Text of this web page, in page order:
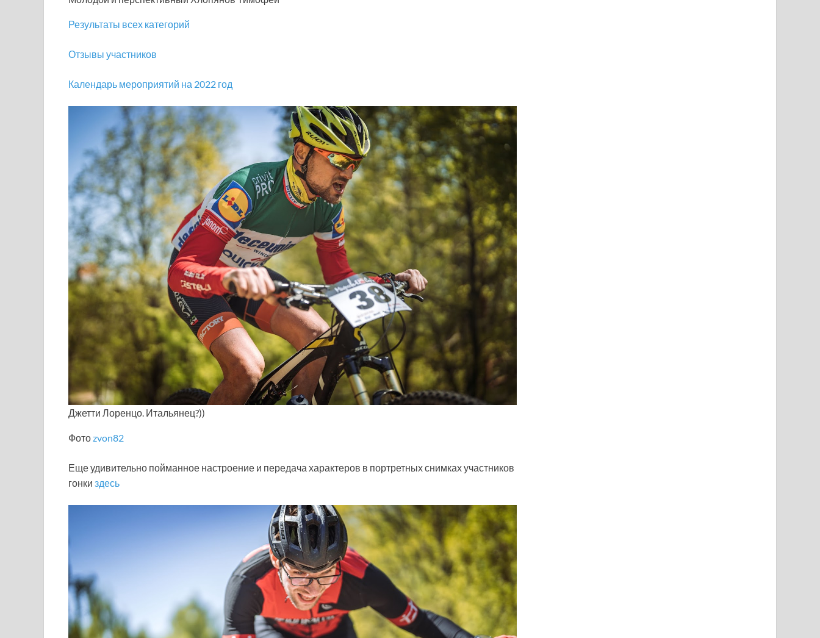
Результаты всех категорий
Отзывы участников
Календарь мероприятий на 2022 год
Джетти Лоренцо. Итальянец?))
Фотоzvon82
Еще удивительно пойманное настроение и передача характеров в портретных снимках участников
гонки здесь